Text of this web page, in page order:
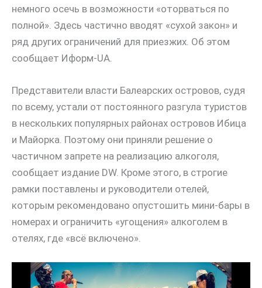
немного осечь в возможности «оторваться по
полной». Здесь частично вводят «сухой закон» и
ряд других ограничений для приезжих. Об этом
сообщает Иформ-UA.
Представители власти Балеарских островов, судя
по всему, устали от постоянного разгула туристов
в нескольких популярных районах островов Ибица
и Майорка. Поэтому они приняли решение о
частичном запрете на реализацию алкоголя,
сообщает издание DW. Кроме этого, в строгие
рамки поставлены и руководители отелей,
которым рекомендовано опустошить мини-бары в
номерах и ограничить «угощения» алкоголем в
отелях, где «всё включено».